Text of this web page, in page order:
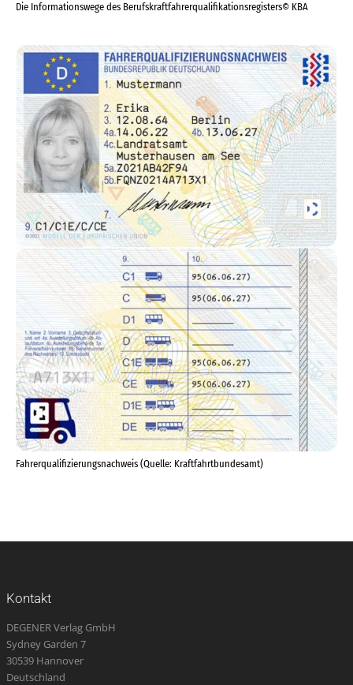
Die Informationswege des Berufskraftfahrerqualifikationsregisters© KBA
Fahrerqualifizierungsnachweis (Quelle: Kraftfahrtbundesamt)
Kontakt
DEGENER Verlag GmbH
Sydney Garden 7
30539 Hannover
Deutschland